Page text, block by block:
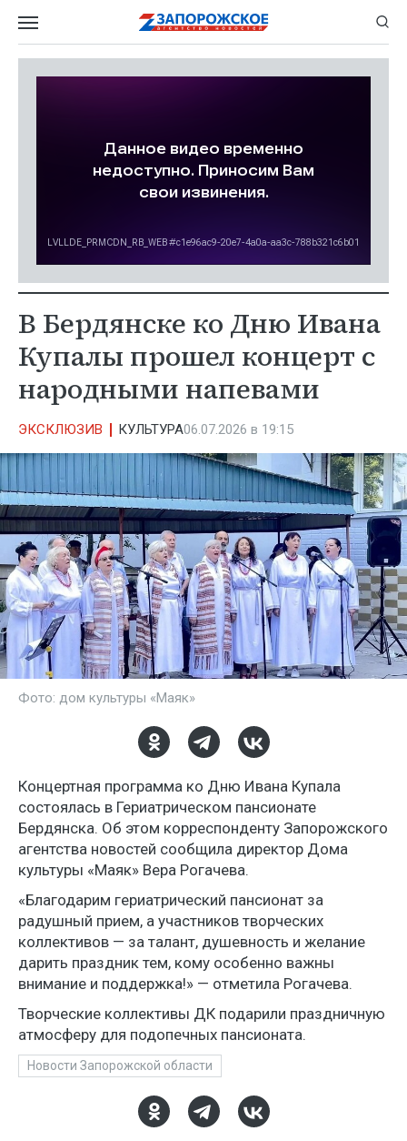
В Бердянске ко Дню Ивана
Купалы прошел концерт с
народными напевами
ЭКСКЛЮЗИВ КУЛЬТУРА06.07.2026 в 19:15
Фото: дом культуры «Маяк»
Концертная программа ко Дню Ивана Купала
состоялась в Гериатрическом пансионате
Бердянска. Об этом корреспонденту Запорожского
агентства новостей сообщила директор Дома
культуры «Маяк» Вера Рогачева.
«Благодарим гериатрический пансионат за
радушный прием, а участников творческих
коллективов — за талант, душевность и желание
дарить праздник тем, кому особенно важны
внимание и поддержка!» — отметила Рогачева.
Творческие коллективы ДК подарили праздничную
атмосферу для подопечных пансионата.
Новости Запорожской области